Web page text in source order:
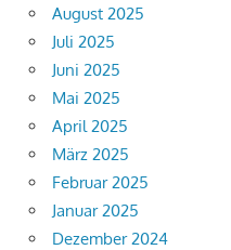
August 2025
Juli 2025
Juni 2025
Mai 2025
April 2025
März 2025
Februar 2025
Januar 2025
Dezember 2024